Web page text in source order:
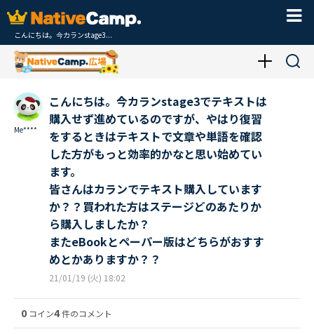
こんにちは。今カランstage3...
Me****
こんにちは。今カランstage3でテキストは
購入せず進めているのですが、やはり復習
をするときはテキストで文章や単語を確認
した方がもっと効率的かなと思い始めてい
ます。
皆さんはカランでテキスト購入しています
か？？買われた方はステージどのあたりか
ら購入しましたか？
またeBookとペーパー版はどちらがおすす
めとかありますか？？
21/01/19 (火) 18:02
0 コイン4件のコメント